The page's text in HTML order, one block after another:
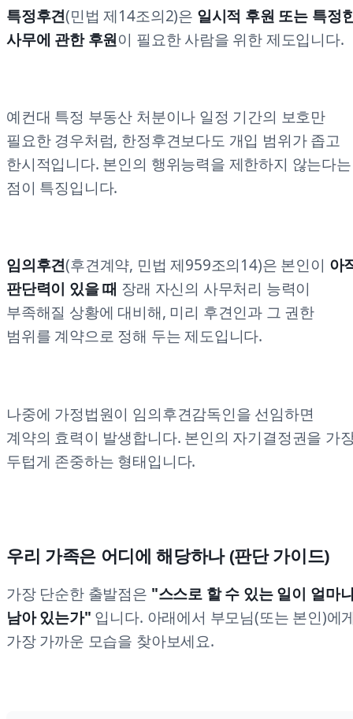
특정후견(민법 제14조의2)은 일시적 후원 또는 특정
사무에 관한 후원이 필요한 사람을 위한 제도입니다.
예컨대 특정 부동산 처분이나 일정 기간의 보호만
필요한 경우처럼, 한정후견보다도 개입 범위가 좁고
한시적입니다. 본인의 행위능력을 제한하지 않는다는
점이 특징입니다.
임의후견(후견계약, 민법 제959조의14)은 본인이 아
판단력이 있을 때 장래 자신의 사무처리 능력이
부족해질 상황에 대비해, 미리 후견인과 그 권한
범위를 계약으로 정해 두는 제도입니다.
나중에 가정법원이 임의후견감독인을 선임하면
계약의 효력이 발생합니다. 본인의 자기결정권을 가
두텁게 존중하는 형태입니다.
우리 가족은 어디에 해당하나 (판단 가이드)
가장 단순한 출발점은 "스스로 할 수 있는 일이 얼마
남아 있는가" 입니다. 아래에서 부모님(또는 본인)에
가장 가까운 모습을 찾아보세요.